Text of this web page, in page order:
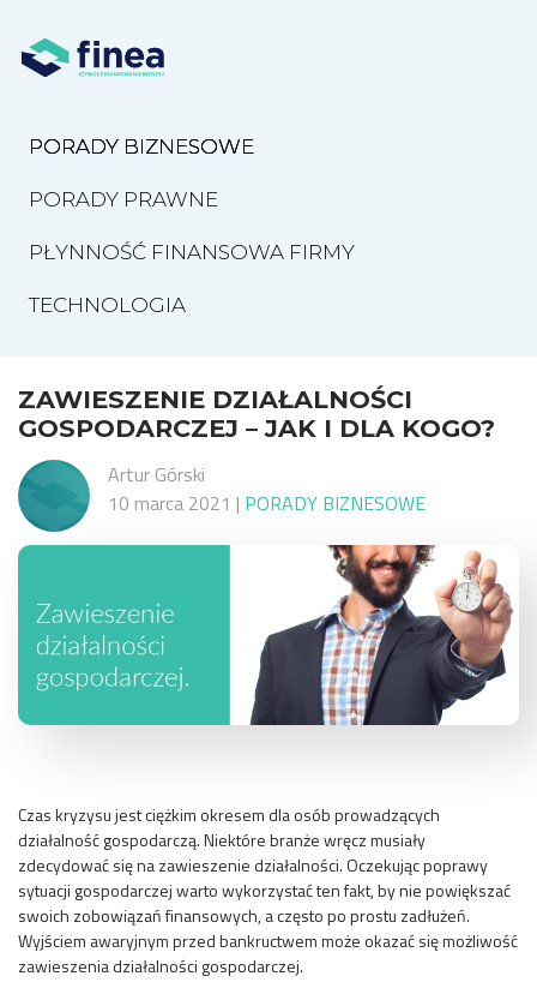
PORADY BIZNESOWE
PORADY PRAWNE
PŁYNNOŚĆ FINANSOWA FIRMY
TECHNOLOGIA
ZAWIESZENIE DZIAŁALNOŚCI
GOSPODARCZEJ – JAK I DLA KOGO?
Artur Górski
10 marca 2021 | PORADY BIZNESOWE
Czas kryzysu jest ciężkim okresem dla osób prowadzących
działalność gospodarczą. Niektóre branże wręcz musiały
zdecydować się na zawieszenie działalności. Oczekując poprawy
sytuacji gospodarczej warto wykorzystać ten fakt, by nie powiększać
swoich zobowiązań finansowych, a często po prostu zadłużeń.
Wyjściem awaryjnym przed bankructwem może okazać się możliwość
zawieszenia działalności gospodarczej.